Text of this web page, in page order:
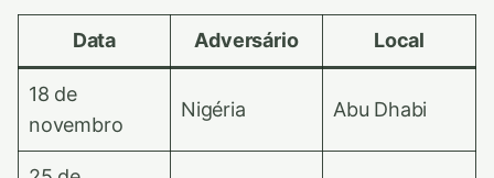
Data Adversário Local
18 de
novembro
Nigéria Abu Dhabi